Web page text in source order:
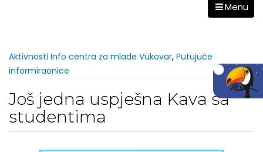
Menu
Aktivnosti Info centra za mlade Vukovar, Putujuće
informiraonice
Još jedna uspješna Kava sa
studentima